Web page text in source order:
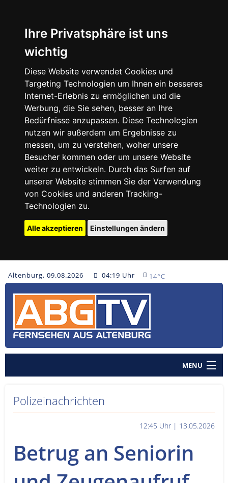
Ihre Privatsphäre ist uns
wichtig
Diese Website verwendet Cookies und
Targeting Technologien um Ihnen ein besseres
Internet-Erlebnis zu ermöglichen und die
Werbung, die Sie sehen, besser an Ihre
Bedürfnisse anzupassen. Diese Technologien
nutzen wir außerdem um Ergebnisse zu
messen, um zu verstehen, woher unsere
Besucher kommen oder um unsere Website
weiter zu entwickeln. Durch das Surfen auf
unserer Website stimmen Sie der Verwendung
von Cookies und anderen Tracking-
Technologien zu.
Alle akzeptieren Einstellungen ändern
Altenburg, 09.08.2026 04:19 Uhr 14°C
MENU
Nachrichten
Sendungen
Polizeinachrichten
12:45 Uhr | 13.05.2026
Betrug an Seniorin